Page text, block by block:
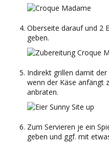
Oberseite darauf und 2
geben.
Indirekt grillen damit
wenn der Käse anfängt
anbraten.
Zum Servieren je ein
geben und ggf. mit